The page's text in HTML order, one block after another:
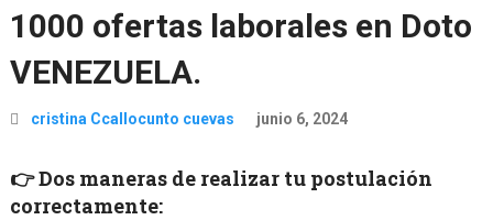
1000 ofertas laborales en Doto
VENEZUELA.
cristina Ccallocunto cuevas junio 6, 2024
👉 Dos maneras de realizar tu postulación
correctamente: